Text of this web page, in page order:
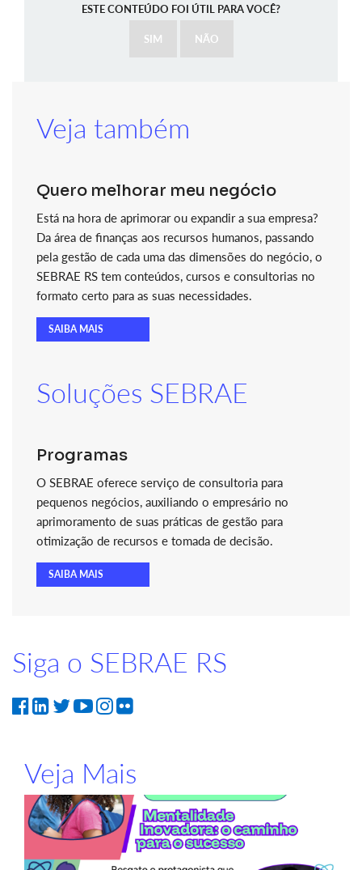
ESTE CONTEÚDO FOI ÚTIL PARA VOCÊ?
SIM NÃO
Veja também
Quero melhorar meu negócio
Está na hora de aprimorar ou expandir a sua empresa?
Da área de finanças aos recursos humanos, passando
pela gestão de cada uma das dimensões do negócio, o
SEBRAE RS tem conteúdos, cursos e consultorias no
formato certo para as suas necessidades.
SAIBA MAIS
Soluções SEBRAE
Programas
O SEBRAE oferece serviço de consultoria para
pequenos negócios, auxiliando o empresário no
aprimoramento de suas práticas de gestão para
otimização de recursos e tomada de decisão.
SAIBA MAIS
Siga o SEBRAE RS
Veja Mais